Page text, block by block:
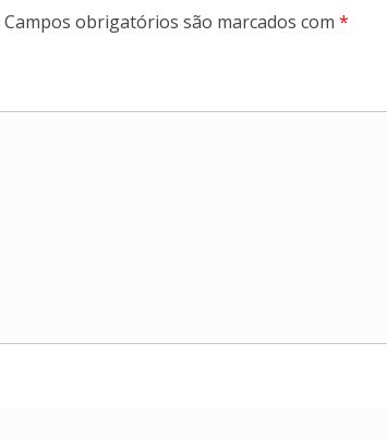
Campos obrigatórios são marcados com *